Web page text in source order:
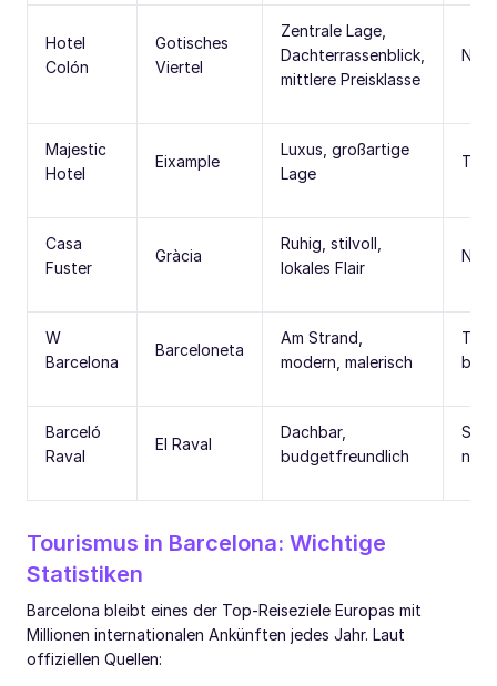
Hotel
Colón
Gotisches
Viertel
Zentrale Lage,
Dachterrassenblick,
mittlere Preisklasse
Majestic
Hotel
Eixample
Luxus, großartige
Lage
Casa
Fuster
Gràcia
Ruhig, stilvoll,
lokales Flair
W
Barcelona
Barceloneta
Am Strand,
modern, malerisch
Barceló
Raval
El Raval
Dachbar,
budgetfreundlich
Tourismus in Barcelona: Wichtige
Statistiken
Barcelona bleibt eines der Top-Reiseziele Europas mit
Millionen internationalen Ankünften jedes Jahr. Laut
offiziellen Quellen: